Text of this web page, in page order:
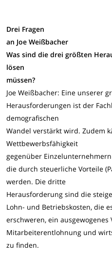
Drei Fragen
an Joe Weißbacher
Was sind die drei größten
lösen
müssen?
Joe Weißbacher: Eine unserer
Herausforderungen ist der
demografischen
Wandel verstärkt wird. Zudem
Wettbewerbsfähigkeit
gegenüber Einzelunternehmern
die durch steuerliche Vorteile
werden. Die dritte
Herausforderung sind die
Lohn- und Betriebskosten, die
erschweren, ein
Mitarbeiterentlohnung und
zu finden.